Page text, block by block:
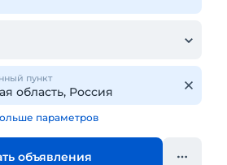
пункт
параметров
объявления